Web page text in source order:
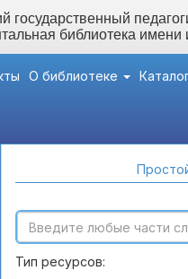
государственный
библиотека
О библиотеке
Тип ресурсов: